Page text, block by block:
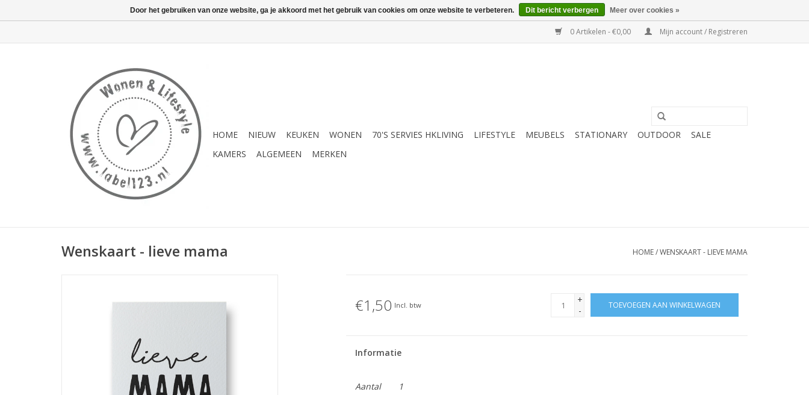
0 Artikelen - €0,00 Mijn account / Registreren
HOME NIEUW KEUKEN WONEN 70'S SERVIES HKLIVING LIFESTYLE MEUBELS STATIONARY OUTDOOR
SALE
KAMERS
ALGEMEEN MERKEN
Wenskaart - lieve mama HOME/WENSKAART - LIEVE MAMA
€1,50 Incl. btw
+
-
TOEVOEGEN AAN WINKELWAGEN
Informatie
Aantal
1
Door het gebruiken van onze website, ga je akkoord met het gebruik van cookies om onze website te verbeteren. Dit bericht verbergen Meer over cookies »